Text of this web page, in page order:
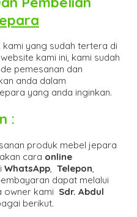
kami yang sudah tertera di
kami ini, kami sudah
pemesanan dan
anda dalam
yang anda inginkan.
:
produk mebel jepara
cara online
WhatsApp Telepon
dapat melalui
owner kami Sdr. Abdul
berikut.